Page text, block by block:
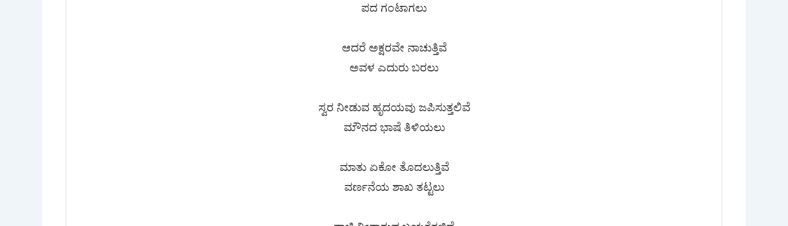
ಪದ ಗಂಟಾಗಲು
ಆದರೆ ಅಕ್ಷರವೇ ನಾಚುತ್ತಿವೆ
ಅವಳ ಎದುರು ಬರಲು
ಸ್ವರ ನೀಡುವ ಹೃದಯವು ಜಪಿಸುತ್ತಲಿವೆ
ಮೌನದ ಭಾಷೆ ತಿಳಿಯಲು
ಮಾತು ಏಕೋ ತೊದಲುತ್ತಿವೆ
ವರ್ಣನೆಯ ಶಾಖ ತಟ್ಟಲು